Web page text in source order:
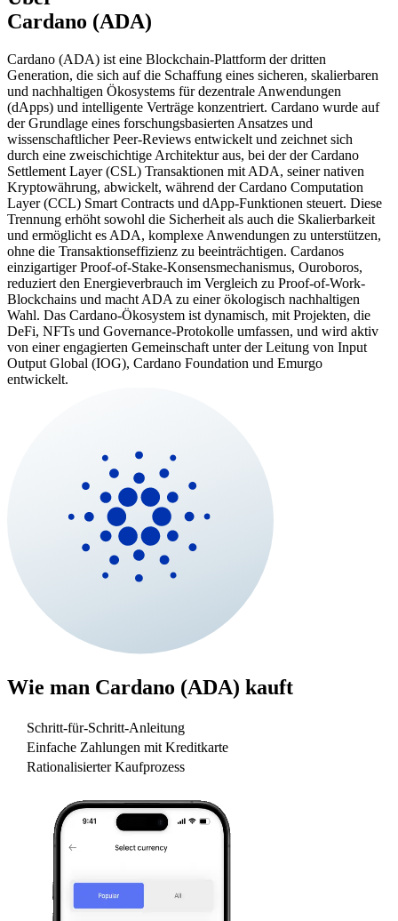
Cardano (ADA)
Cardano (ADA) ist eine Blockchain-Plattform der dritten
Generation, die sich auf die Schaffung eines sicheren, skalierbaren
und nachhaltigen Ökosystems für dezentrale Anwendungen
(dApps) und intelligente Verträge konzentriert. Cardano wurde auf
der Grundlage eines forschungsbasierten Ansatzes und
wissenschaftlicher Peer-Reviews entwickelt und zeichnet sich
durch eine zweischichtige Architektur aus, bei der der Cardano
Settlement Layer (CSL) Transaktionen mit ADA, seiner nativen
Kryptowährung, abwickelt, während der Cardano Computation
Layer (CCL) Smart Contracts und dApp-Funktionen steuert. Diese
Trennung erhöht sowohl die Sicherheit als auch die Skalierbarkeit
und ermöglicht es ADA, komplexe Anwendungen zu unterstützen,
ohne die Transaktionseffizienz zu beeinträchtigen. Cardanos
einzigartiger Proof-of-Stake-Konsensmechanismus, Ouroboros,
reduziert den Energieverbrauch im Vergleich zu Proof-of-Work-
Blockchains und macht ADA zu einer ökologisch nachhaltigen
Wahl. Das Cardano-Ökosystem ist dynamisch, mit Projekten, die
DeFi, NFTs und Governance-Protokolle umfassen, und wird aktiv
von einer engagierten Gemeinschaft unter der Leitung von Input
Output Global (IOG), Cardano Foundation und Emurgo
entwickelt.
Wie man Cardano (ADA) kauft
Schritt-für-Schritt-Anleitung
Einfache Zahlungen mit Kreditkarte
Rationalisierter Kaufprozess